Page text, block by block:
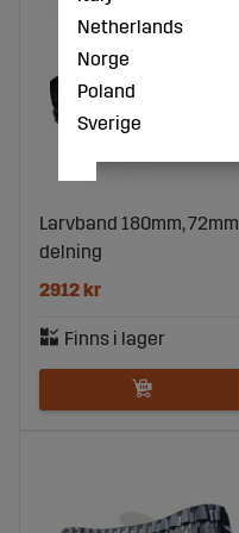
Larvband 180mm, 72mm
delning
2912 kr
Netherlands
Norge
Poland
Sverige